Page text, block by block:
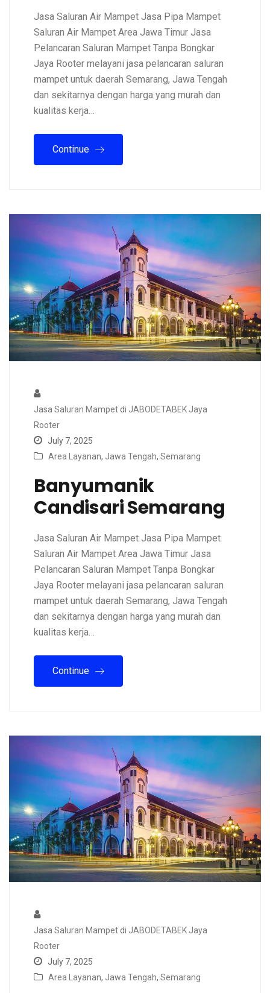
Jasa Saluran Air Mampet Jasa Pipa Mampet
Saluran Air Mampet Area Jawa Timur Jasa
Pelancaran Saluran Mampet Tanpa Bongkar
Jaya Rooter melayani jasa pelancaran saluran
mampet untuk daerah Semarang, Jawa Tengah
dan sekitarnya dengan harga yang murah dan
kualitas kerja…
Continue
Jasa Saluran Mampet di JABODETABEK Jaya
Rooter
July 7, 2025
Area Layanan, Jawa Tengah, Semarang
Banyumanik
Candisari Semarang
Jasa Saluran Air Mampet Jasa Pipa Mampet
Saluran Air Mampet Area Jawa Timur Jasa
Pelancaran Saluran Mampet Tanpa Bongkar
Jaya Rooter melayani jasa pelancaran saluran
mampet untuk daerah Semarang, Jawa Tengah
dan sekitarnya dengan harga yang murah dan
kualitas kerja…
Continue
Jasa Saluran Mampet di JABODETABEK Jaya
Rooter
July 7, 2025
Area Layanan, Jawa Tengah, Semarang